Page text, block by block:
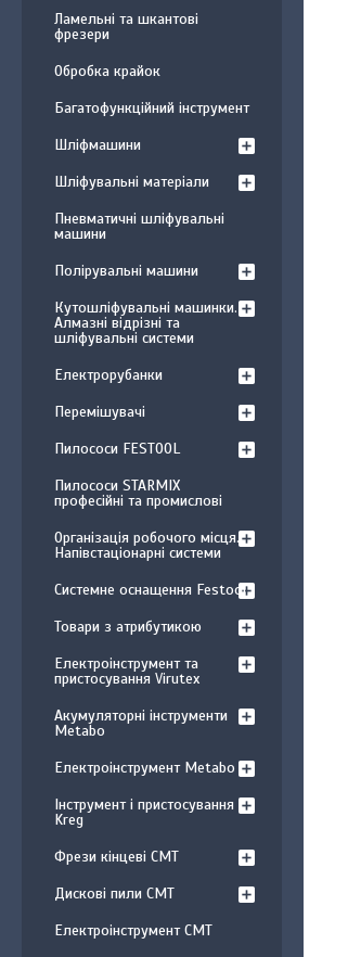
Ламельні та шкантові
фрезери
Обробка крайок
Багатофункційний інструмент
Шліфмашини
Шліфувальні матеріали
Пневматичні шліфувальні
машини
Полірувальні машини
Кутошліфувальні машинки.
Алмазні відрізні та
шліфувальні системи
Електрорубанки
Перемішувачі
Пилососи FESTOOL
Пилососи STARMIX
професійні та промислові
Організація робочого місця.
Напівстаціонарні системи
Системне оснащення Festool
Товари з атрибутикою
Електроінструмент та
пристосування Virutex
Акумуляторні інструменти
Metabo
Електроінструмент Metabo
Інструмент і пристосування
Kreg
Фрези кінцеві CMT
Дискові пили CMT
Електроінструмент CMT